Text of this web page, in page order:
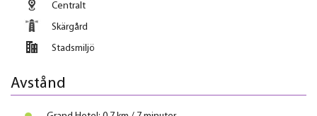
Centralt
Skärgård
Stadsmiljö
Avstånd